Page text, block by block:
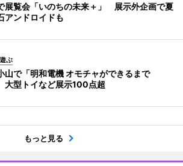
展覧会「いのちの未来＋」 展示外企画で夏
アンドロイドも
ぶ
山で「明和電機 オモチャができるまで
型トイなど展示100点超
もっと見る